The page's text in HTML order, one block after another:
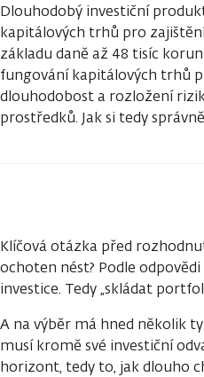
Dlouhodobý investiční
kapitálových trhů pro
základu daně až 48 tisíc
fungování kapitálových trhů
dlouhodobost a rozložení
prostředků. Jak si tedy
Klíčová otázka před
ochoten nést? Podle
investice. Tedy „skládat
A na výběr má hned několik
musí kromě své investiční
horizont, tedy to, jak dlouho